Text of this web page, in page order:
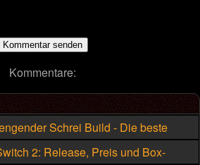
Kommentare:
Schrei Build - Die beste
2: Release, Preis und Box-